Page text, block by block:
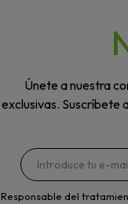
Únete a nuestra
exclusivas. Suscríbete
Responsable del